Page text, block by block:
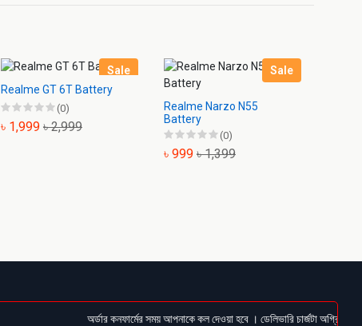
Sale
Realme GT 6T Battery
(0)
৳ 1,999 ৳ 2,999
Sale
Realme Narzo N55
Battery
(0)
৳ 999 ৳ 1,399
অর্ডার কনফার্মের সময় আপনাকে কল দেওয়া হবে । ডেলিভারি চার্জটা অগ্রিম